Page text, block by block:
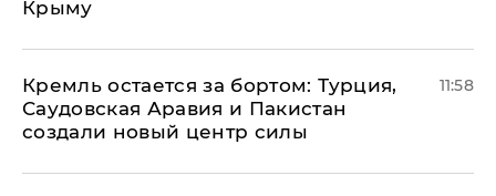
Крыму
​Кремль остается за бортом: Турция,
Саудовская Аравия и Пакистан
создали новый центр силы
11:58